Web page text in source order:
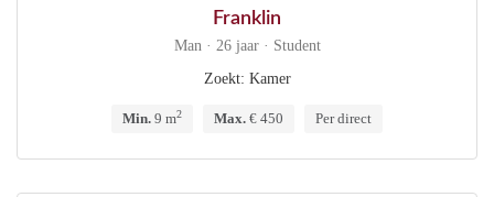
Franklin
Man · 26 jaar · Student
Zoekt: Kamer
Min. 9 m2 Max. € 450 Per direct